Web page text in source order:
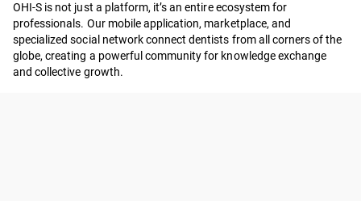
OHI-S is not just a platform, it’s an entire ecosystem for
professionals. Our mobile application, marketplace, and
specialized social network connect dentists from all corners of the
globe, creating a powerful community for knowledge exchange
and collective growth.